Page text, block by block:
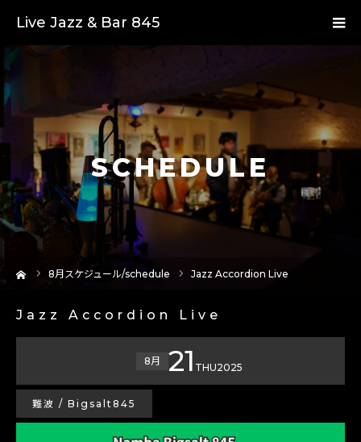
Live Jazz & Bar 845
SCHEDULE
8月スケジュール/schedule Jazz Accordion Live
Jazz Accordion Live
8月 21 THU2025
難波 / Bigsalt845